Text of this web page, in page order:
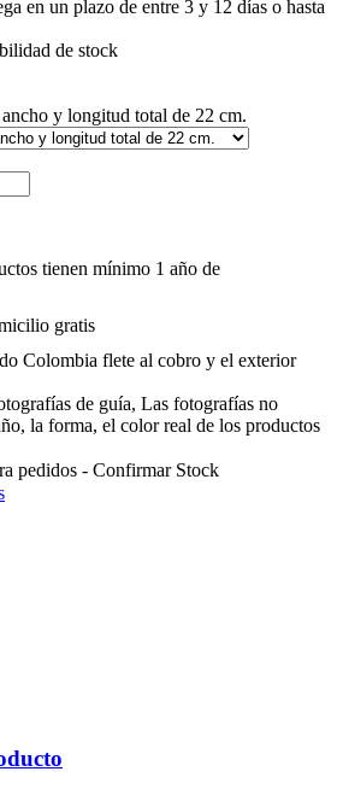
en un plazo de entre 3 y 12 días o hasta
de stock
y longitud total de 22 cm.
tienen mínimo 1 año de
gratis
Colombia flete al cobro y el exterior
de guía, Las fotografías no
la forma, el color real de los productos
pedidos - Confirmar Stock